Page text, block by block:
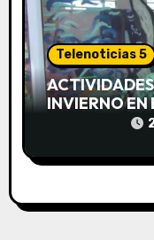
Telenoticias 5
INVIERNO EN